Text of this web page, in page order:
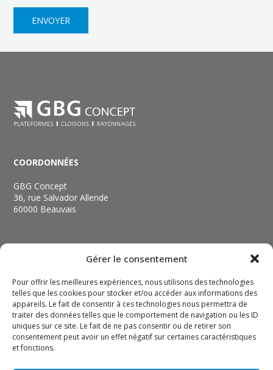
Gérer le consentement
Pour offrir les meilleures expériences, nous utilisons des technologies
telles que les cookies pour stocker et/ou accéder aux informations des
appareils. Le fait de consentir à ces technologies nous permettra de
traiter des données telles que le comportement de navigation ou les ID
uniques sur ce site. Le fait de ne pas consentir ou de retirer son
consentement peut avoir un effet négatif sur certaines caractéristiques
et fonctions.
COORDONNÉES
GBG Concept
36, rue Salvador Allende
60000 Beauvais
contact@gbgconcept.com
INFOS
Mentions légales
Politique de confidentialité